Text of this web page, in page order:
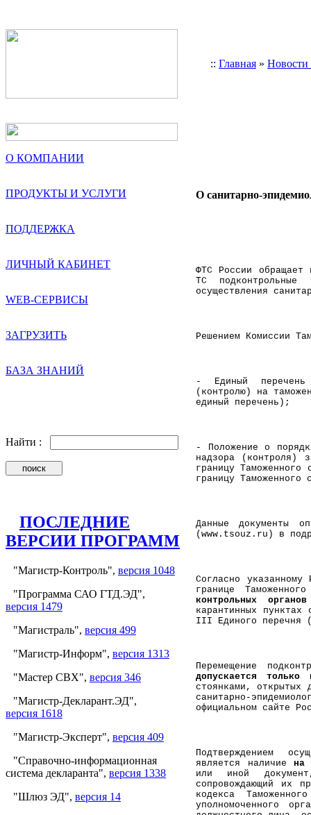
:: Главная »
О КОМПАНИИ
ПРОДУКТЫ И УСЛУГИ
ПОДДЕРЖКА
ЛИЧНЫЙ КАБИНЕТ
WEB-СЕРВИСЫ
ЗАГРУЗИТЬ
БАЗА ЗНАНИЙ
Найти :
ПОСЛЕДНИЕ
ВЕРСИИ ПРОГРАММ
"Магистр-Контроль", версия 1048
"Программа САО ГТД.ЭД",
версия 1479
"Магистраль", версия 499
"Магистр-Информ", версия 1313
"Мастер СВХ", версия 346
"Магистр-Декларант.ЭД",
версия 1618
"Магистр-Эксперт", версия 409
"Справочно-информационная
система декларанта", версия 1338
"Шлюз ЭД", версия 14
О санитарно-
ФТС России
ТС подконтрольные
осуществления
Решением Комиссии
- Единый перечень
(контролю) на
единый перечень);
- Положение о
надзора (контроля)
границу Таможенного
границу Таможенного
Данные документы
(www.tsouz.ru) в
Согласно
границе
контрольных
карантинных
III Единого перечня
Перемещение
допускается только
стоянками, открытых
санитарно-
официальном сайте
Подтверждением
является наличие
или иной
сопровождающий их
кодекса
уполномоченного